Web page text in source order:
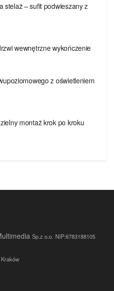
stelaż – sufit podwieszany z
wewnętrzne wykończenie
z oświetleniem
montaż krok po kroku
Sp.z o.o. NIP:6783188105